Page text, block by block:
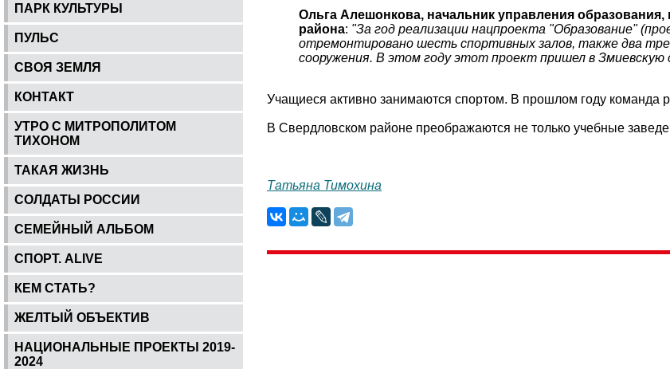
ПАРК КУЛЬТУРЫ
ПУЛЬС
СВОЯ ЗЕМЛЯ
КОНТАКТ
УТРО С МИТРОПОЛИТОМ
ТИХОНОМ
ТАКАЯ ЖИЗНЬ
СОЛДАТЫ РОССИИ
СЕМЕЙНЫЙ АЛЬБОМ
СПОРТ. ALIVE
КЕМ СТАТЬ?
ЖЕЛТЫЙ ОБЪЕКТИВ
НАЦИОНАЛЬНЫЕ ПРОЕКТЫ 2019-
2024
Ольга Алешонкова, начальник управления
района: "За год реализации нацпроекта "Образование"
отремонтировано шесть спортивных залов, также два
сооружения. В этом году этот проект пришел в Змиевскую
Учащиеся активно занимаются спортом. В прошлом году команда
В Свердловском районе преображаются не только учебные
Татьяна Тимохина